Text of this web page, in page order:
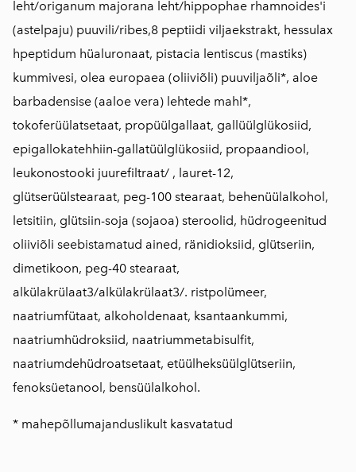
leht/origanum majorana leht/hippophae rhamnoides'i
(astelpaju) puuvili/ribes,8 peptiidi viljaekstrakt, hessulax
hpeptidum hüaluronaat, pistacia lentiscus (mastiks)
kummivesi, olea europaea (oliiviõli) puuviljaõli*, aloe
barbadensise (aaloe vera) lehtede mahl*,
tokoferüülatsetaat, propüülgallaat, gallüülglükosiid,
epigallokatehhiin-gallatüülglükosiid, propaandiool,
leukonostooki juurefiltraat/ , lauret-12,
glütserüülstearaat, peg-100 stearaat, behenüülalkohol,
letsitiin, glütsiin-soja (sojaoa) steroolid, hüdrogeenitud
oliiviõli seebistamatud ained, ränidioksiid, glütseriin,
dimetikoon, peg-40 stearaat,
alkülakrülaat3/alkülakrülaat3/. ristpolümeer,
naatriumfütaat, alkoholdenaat, ksantaankummi,
naatriumhüdroksiid, naatriummetabisulfit,
naatriumdehüdroatsetaat, etüülheksüülglütseriin,
fenoksüetanool, bensüülalkohol.
* mahepõllumajanduslikult kasvatatud